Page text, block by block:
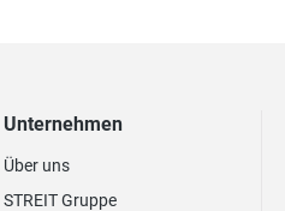
Unternehmen
Über uns
STREIT Gruppe